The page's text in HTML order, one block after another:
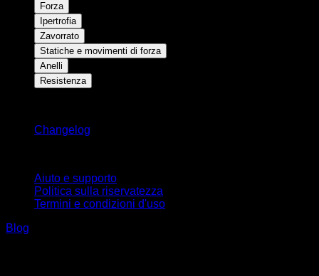
Forza
Ipertrofia
Zavorrato
Statiche e movimenti di forza
Anelli
Resistenza
Changelog
Aiuto e supporto
Politica sulla riservatezza
Termini e condizioni d'uso
Blog